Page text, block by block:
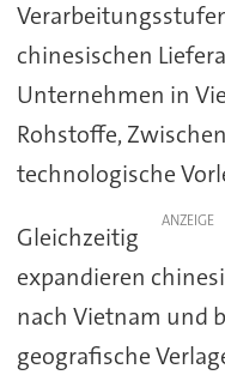
chinesischen
Unternehmen in
Rohstoffe,
technologische
ANZEIGE
Gleichzeitig
expandieren
nach Vietnam und
geografische